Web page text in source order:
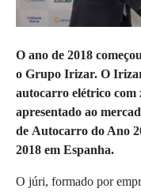
O ano de 2018
o Grupo Irizar. O
autocarro elétrico com
apresentado ao
de Autocarro do Ano
2018 em Espanha.
O júri, formado por